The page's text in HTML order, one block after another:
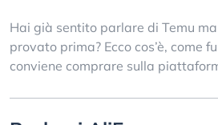
Hai già sentito parlare di Temu
provato prima? Ecco cos’è, come
conviene comprare sulla